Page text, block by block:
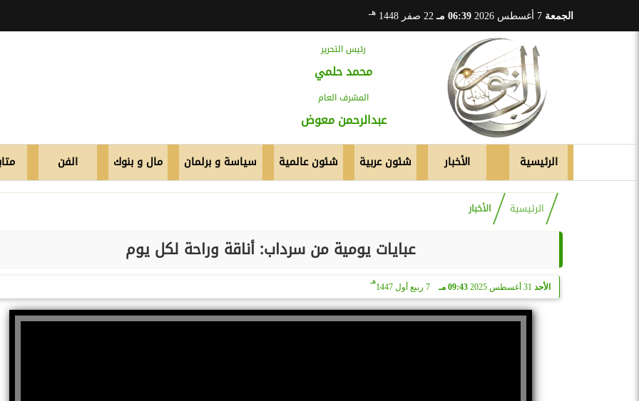
الجمعة 06:39 مـ 22 صفر 1448 هـ
رئيس التحرير
محمد حلمي
المشرف العام
عبدالرحمن معوض
الرئيسية الأخبار شئون عربية شئون عالمية سياسة و برلمان مال و بنوك الفن
الرئيسية الأخبار
عبايات يومية من سرداب: أناقة وراحة لكل يوم
الأحد 09:43 مـ 7 ربيع أول 1447
هـ